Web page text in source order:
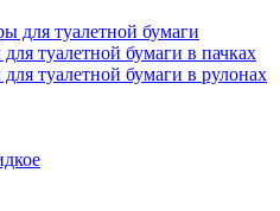
для туалетной бумаги
туалетной бумаги в пачках
туалетной бумаги в рулонах